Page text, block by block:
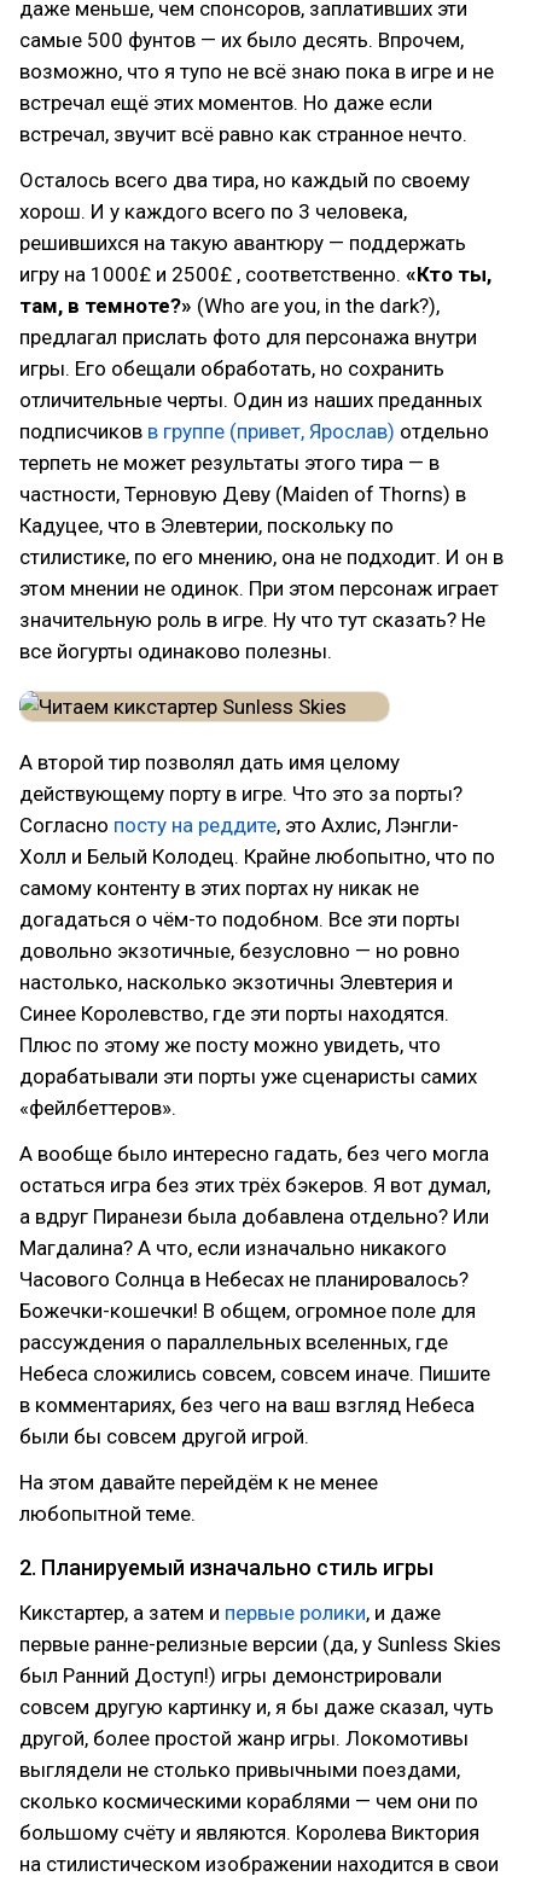
даже меньше, чем спонсоров, заплативших эти
самые 500 фунтов — их было десять. Впрочем,
возможно, что я тупо не всё знаю пока в игре и не
встречал ещё этих моментов. Но даже если
встречал, звучит всё равно как странное нечто.
Осталось всего два тира, но каждый по своему
хорош. И у каждого всего по 3 человека,
решившихся на такую авантюру — поддержать
игру на 1000£ и 2500£ , соответственно. «Кто ты,
там, в темноте?» (Who are you, in the dark?),
предлагал прислать фото для персонажа внутри
игры. Его обещали обработать, но сохранить
отличительные черты. Один из наших преданных
подписчиков в группе (привет, Ярослав) отдельно
терпеть не может результаты этого тира — в
частности, Терновую Деву (Maiden of Thorns) в
Кадуцее, что в Элевтерии, поскольку по
стилистике, по его мнению, она не подходит. И он в
этом мнении не одинок. При этом персонаж играет
значительную роль в игре. Ну что тут сказать? Не
все йогурты одинаково полезны.
А второй тир позволял дать имя целому
действующему порту в игре. Что это за порты?
Согласно посту на реддите, это Ахлис, Лэнгли-
Холл и Белый Колодец. Крайне любопытно, что по
самому контенту в этих портах ну никак не
догадаться о чём-то подобном. Все эти порты
довольно экзотичные, безусловно — но ровно
настолько, насколько экзотичны Элевтерия и
Синее Королевство, где эти порты находятся.
Плюс по этому же посту можно увидеть, что
дорабатывали эти порты уже сценаристы самих
«фейлбеттеров».
А вообще было интересно гадать, без чего могла
остаться игра без этих трёх бэкеров. Я вот думал,
а вдруг Пиранези была добавлена отдельно? Или
Магдалина? А что, если изначально никакого
Часового Солнца в Небесах не планировалось?
Божечки-кошечки! В общем, огромное поле для
рассуждения о параллельных вселенных, где
Небеса сложились совсем, совсем иначе. Пишите
в комментариях, без чего на ваш взгляд Небеса
были бы совсем другой игрой.
На этом давайте перейдём к не менее
любопытной теме.
2. Планируемый изначально стиль игры
Кикстартер, а затем и первые ролики, и даже
первые ранне-релизные версии (да, у Sunless Skies
был Ранний Доступ!) игры демонстрировали
совсем другую картинку и, я бы даже сказал, чуть
другой, более простой жанр игры. Локомотивы
выглядели не столько привычными поездами,
сколько космическими кораблями — чем они по
большому счёту и являются. Королева Виктория
на стилистическом изображении находится в свои